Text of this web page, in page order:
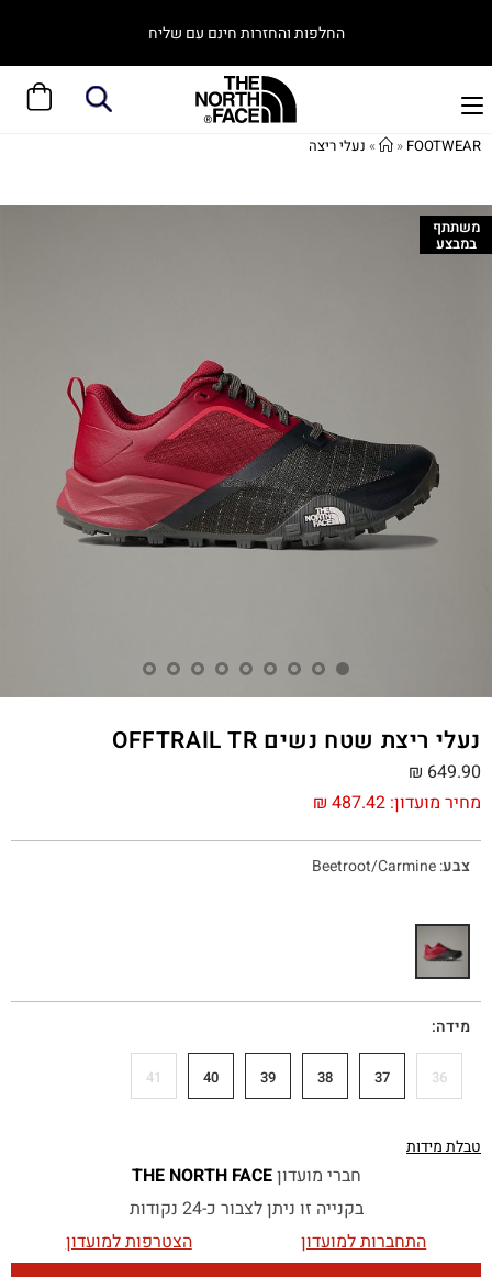
החלפות והחזרות חינם עם שליח
» FOOTWEAR
» נעלי ריצה
משתתף
במבצע
נעלי ריצת שטח נשים OFFTRAIL TR
מחיר מועדון: ₪ 487.42
₪ 649.90
צבע:
Beetroot/Carmine
מידה
36
37
38
39
40
41
טבלת מידות
חברי מועדוןTHE NORTH FACE
בקנייה זו ניתן לצבור כ-24 נקודות
התחברות למועדון
הצטרפות למועדון